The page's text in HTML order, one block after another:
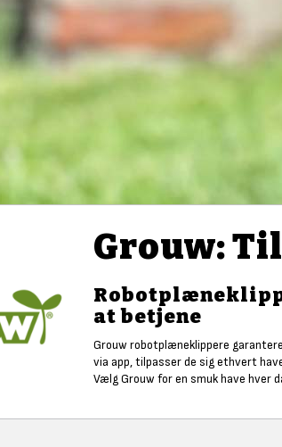
Grouw:
at betjene
Grouw robotplæneklippere
via app, tilpasser de sig ethvert
Vælg Grouw for en smuk have hver